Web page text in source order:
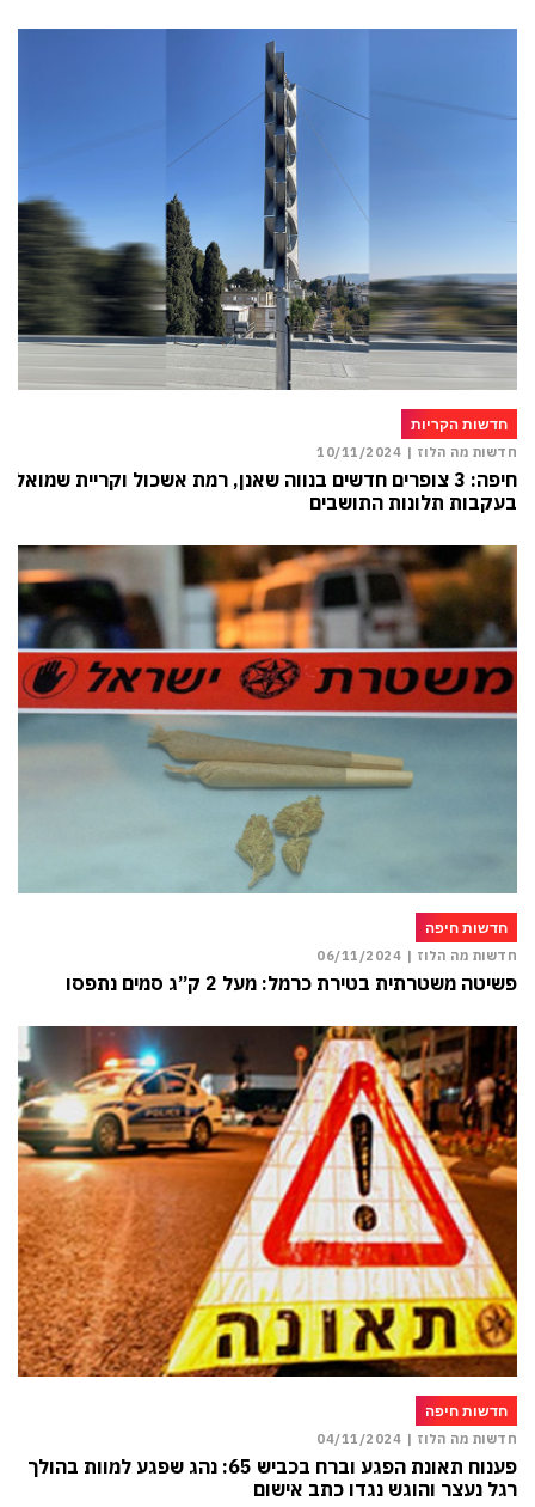
חדשות הקריות
חדשות מה הלוז | 10/11/2024
חיפה: 3 צופרים חדשים בנווה שאנן, רמת אשכול וקריית שמואל
בעקבות תלונות התושבים
חדשות חיפה
חדשות מה הלוז | 06/11/2024
פשיטה משטרתית בטירת כרמל: מעל 2 ק”ג סמים נתפסו
חדשות חיפה
חדשות מה הלוז | 04/11/2024
פענוח תאונת הפגע וברח בכביש 65: נהג שפגע למוות בהולך
רגל נעצר והוגש נגדו כתב אישום